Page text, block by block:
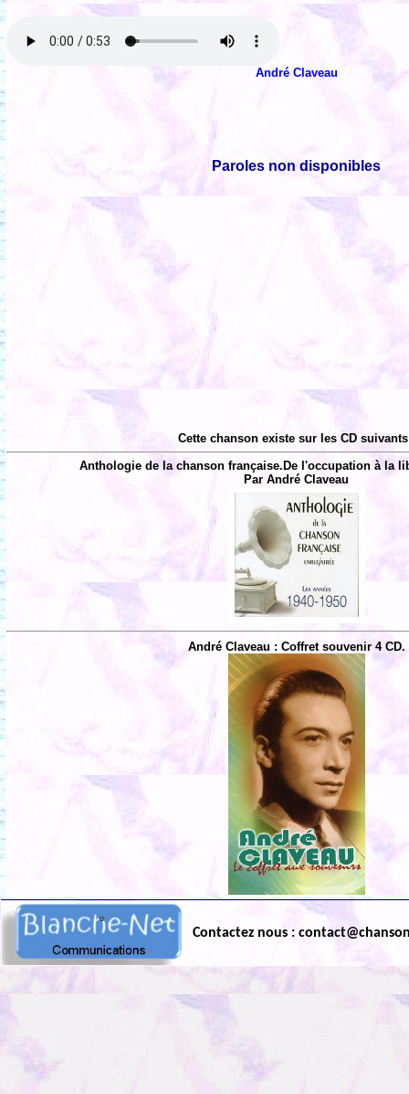
André Claveau
Paroles non disponibles
Cette chanson existe sur les CD
Anthologie de la chanson française.De l'occupation à la
Par André Claveau
André Claveau : Coffret souvenir 4 CD.
Contactez nous :